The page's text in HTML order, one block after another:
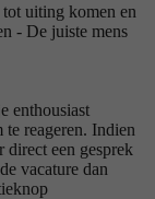
uiting komen en
- De juiste mens
enthousiast
reageren. Indien
direct een gesprek
vacature dan